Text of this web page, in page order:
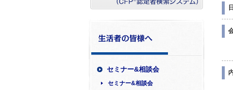
セミナー&相談会
セミナー&相談会